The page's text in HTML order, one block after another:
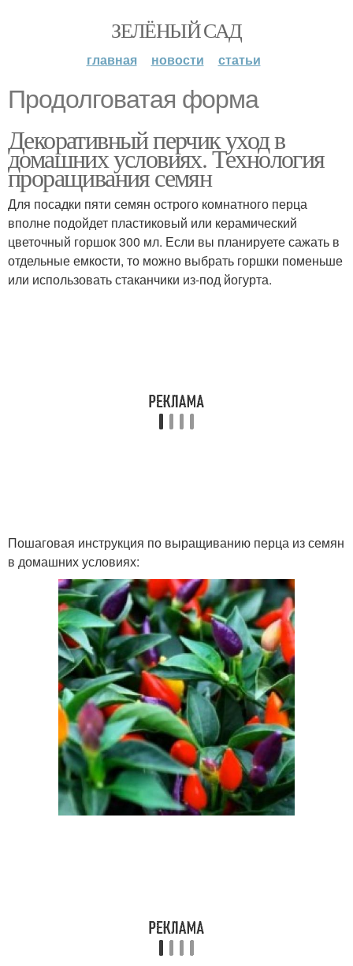
ЗЕЛЁНЫЙ САД
главная новости статьи
Продолговатая форма
Декоративный перчик уход в
домашних условиях. Технология
проращивания семян
Для посадки пяти семян острого комнатного перца
вполне подойдет пластиковый или керамический
цветочный горшок 300 мл. Если вы планируете сажать в
отдельные емкости, то можно выбрать горшки поменьше
или использовать стаканчики из-под йогурта.
Пошаговая инструкция по выращиванию перца из семян
в домашних условиях: